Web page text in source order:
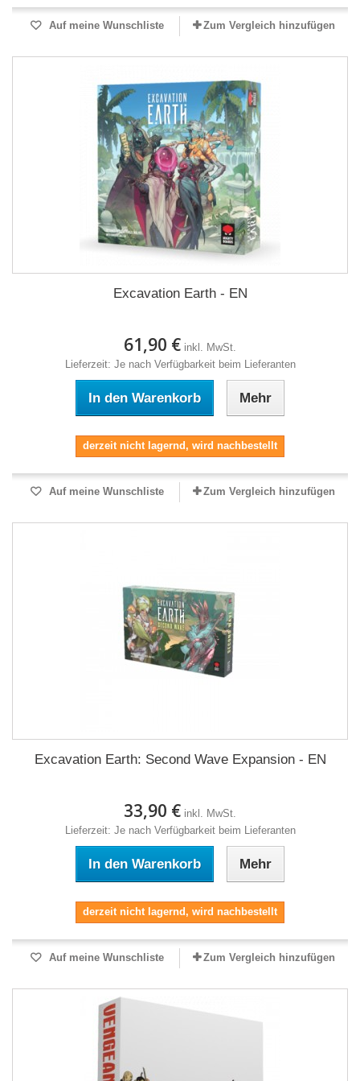
Auf meine Wunschliste Zum Vergleich hinzufügen
Excavation Earth - EN
61,90 € inkl. MwSt.
Lieferzeit: Je nach Verfügbarkeit beim Lieferanten
In den Warenkorb Mehr
derzeit nicht lagernd, wird nachbestellt
Auf meine Wunschliste Zum Vergleich hinzufügen
Excavation Earth: Second Wave Expansion - EN
33,90 € inkl. MwSt.
Lieferzeit: Je nach Verfügbarkeit beim Lieferanten
In den Warenkorb Mehr
derzeit nicht lagernd, wird nachbestellt
Auf meine Wunschliste Zum Vergleich hinzufügen